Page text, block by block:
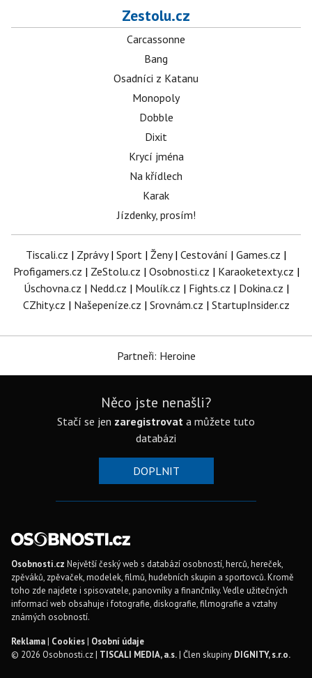
Zestolu.cz
Carcassonne
Bang
Osadníci z Katanu
Monopoly
Dobble
Dixit
Krycí jména
Na křídlech
Karak
Jízdenky, prosím!
Tiscali.cz | Zprávy| Sport | Ženy| Cestování | Games.cz |
Profigamers.cz | ZeStolu.cz | Osobnosti.cz | Karaoketexty.cz |
Úschovna.cz | Nedd.cz | Moulík.cz | Fights.cz | Dokina.cz |
CZhity.cz | Našepeníze.cz | Srovnám.cz | StartupInsider.cz
Partneři: Heroine
Něco jste nenašli?
Stačí se jen zaregistrovat a můžete tuto
databázi
DOPLNIT
Osobnosti.cz Největší český web s databází osobností, herců, hereček,
zpěváků, zpěvaček, modelek, filmů, hudebních skupin a sportovců. Kromě
toho zde najdete i spisovatele, panovníky a finančníky. Vedle užitečných
informací web obsahuje i fotografie, diskografie, filmografie a vztahy
známých osobností.
Reklama| Cookies| Osobní údaje
© 2026 Osobnosti.cz | TISCALI MEDIA, a.s.| Člen skupiny DIGNITY, s.r.o.